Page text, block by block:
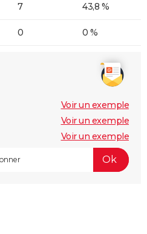
7 43,8 %
0 0 %
Voir un exemple
Voir un exemple
Voir un exemple